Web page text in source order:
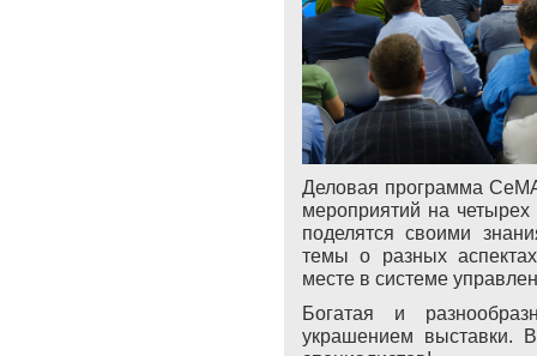
Деловая программа
мероприятий на четырех
поделятся своими
темы о разных
месте в системе
Богатая и
украшением выставки.